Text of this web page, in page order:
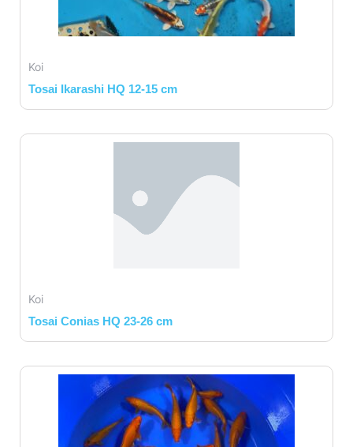
Koi
Tosai Ikarashi HQ 12-15 cm
Koi
Tosai Conias HQ 23-26 cm